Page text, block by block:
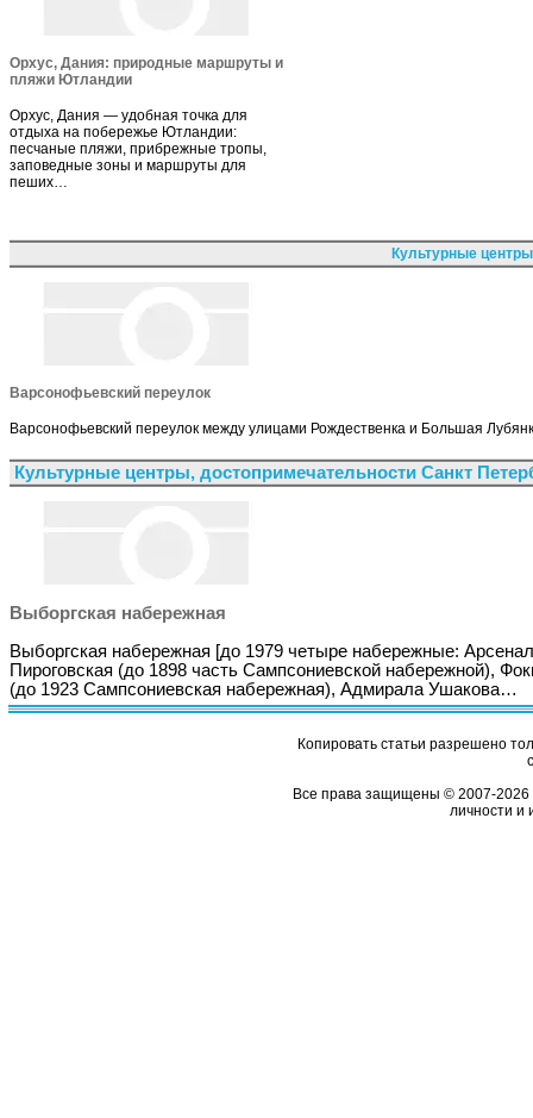
Орхус, Дания: природные маршруты и
пляжи Ютландии
Орхус, Дания — удобная точка для
отдыха на побережье Ютландии:
песчаные пляжи, прибрежные тропы,
заповедные зоны и маршруты для
пеших…
Культурные
Варсонофьевский переулок
Варсонофьевский переулок между улицами Рождественка и Большая
Культурные центры, достопримечательности Санкт
Выборгская набережная
Выборгская набережная [до 1979 четыре набережные:
Пироговская (до 1898 часть Сампсониевской набережной),
(до 1923 Сампсониевская набережная), Адмирала Ушакова…
Копировать статьи разрешено
Все права защищены © 2007-2026
личности и